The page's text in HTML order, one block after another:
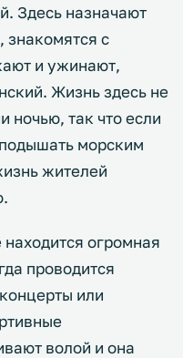
Здесь назначают
знакомятся с
и ужинают,
Жизнь здесь не
ночью, так что если
морским
жителей
находится огромная
проводится
или
волой и она